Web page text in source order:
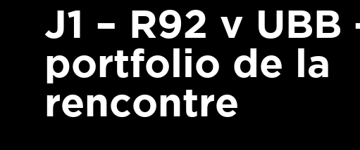
J1 – R92 v UBB
portfolio de la
rencontre